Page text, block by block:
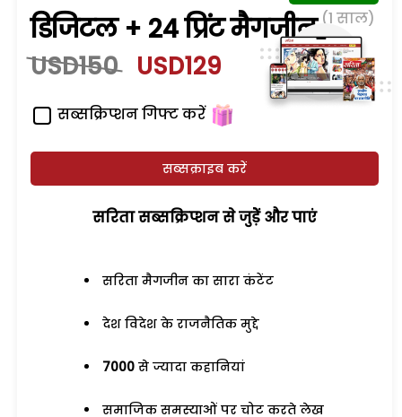
डिजिटल + 24 प्रिंट मैगजीन (1 साल)
USD150 USD129
सब्सक्रिप्शन गिफ्ट करें
सब्सक्राइब करें
सरिता सब्सक्रिप्शन से जुड़ेें और पाएं
सरिता मैगजीन का सारा कंटेंट
देश विदेश के राजनैतिक मुद्दे
7000 से ज्यादा कहानियां
समाजिक समस्याओं पर चोट करते लेख